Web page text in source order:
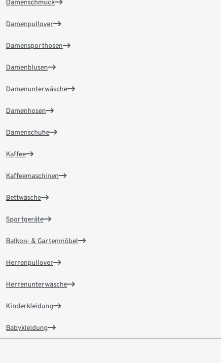
Damenschmuck
Damenpullover
Damensporthosen
Damenblusen
Damenunterwäsche
Damenhosen
Damenschuhe
Kaffee
Kaffeemaschinen
Bettwäsche
Sportgeräte
Balkon- & Gartenmöbel
Herrenpullover
Herrenunterwäsche
Kinderkleidung
Babykleidung